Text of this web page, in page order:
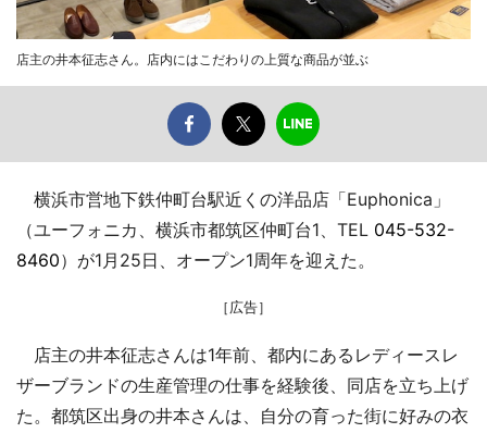
店主の井本征志さん。店内にはこだわりの上質な商品が並ぶ
横浜市営地下鉄仲町台駅近くの洋品店「Euphonica」
（ユーフォニカ、横浜市都筑区仲町台1、TEL 045-532-
8460）が1月25日、オープン1周年を迎えた。
［広告］
店主の井本征志さんは1年前、都内にあるレディースレ
ザーブランドの生産管理の仕事を経験後、同店を立ち上げ
た。都筑区出身の井本さんは、自分の育った街に好みの衣